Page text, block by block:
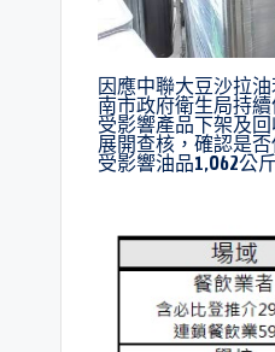
因應中聯大豆沙拉
南市政府衛生局持
受影響產品下架及
展開查核，確認是
受影響油品1,062公